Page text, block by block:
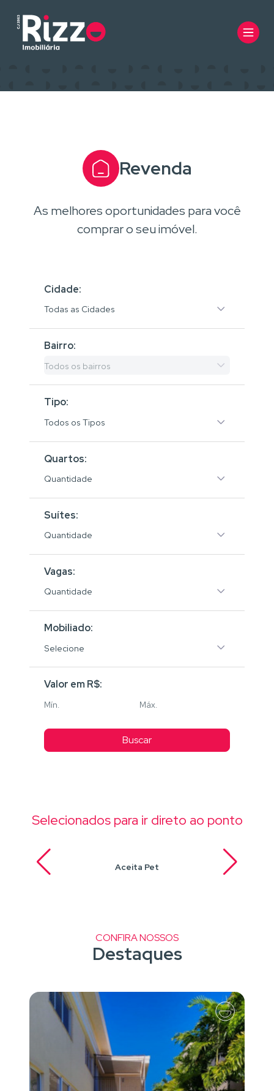
Revenda
As melhores oportunidades para você
comprar o seu imóvel.
Cidade:
Todas as Cidades
Bairro:
Todos os bairros
Tipo:
Todos os Tipos
Quartos:
Quantidade
Suítes:
Quantidade
Vagas:
Quantidade
Mobiliado:
Selecione
Valor em R$:
Buscar
Selecionados para ir direto ao ponto
Aceita Pet
CONFIRA NOSSOS
Destaques